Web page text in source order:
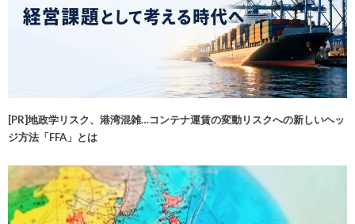
[PR]地政学リスク、港湾混雑…コンテナ運賃の変動リスクへの新しいヘッ
ジ方法「FFA」とは